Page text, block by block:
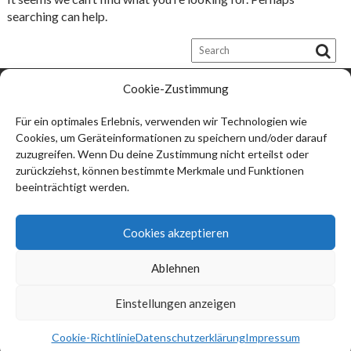
Cookie-Zustimmung
Für ein optimales Erlebnis, verwenden wir Technologien wie
Cookies, um Geräteinformationen zu speichern und/oder darauf
zuzugreifen. Wenn Du deine Zustimmung nicht erteilst oder
zurückziehst, können bestimmte Merkmale und Funktionen
beeinträchtigt werden.
Cookies akzeptieren
Ablehnen
Einstellungen anzeigen
Cookie-RichtlinieDatenschutzerklärungImpressum
searching can help.
Thomas Ströbel
74912 Kirchardt
info@thomas-stroebel.de
Impressum
Datenschutzerklärung (EU)
Cookie-Richtlinie (EU)